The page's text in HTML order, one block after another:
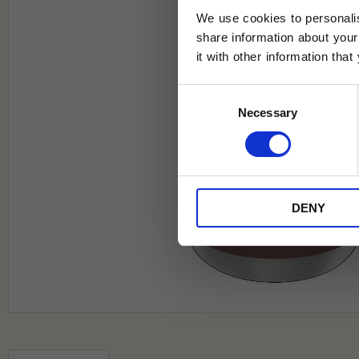
We use cookies to
share information about
it with other information that
Necessary
DENY
Jag samtycker till Tehuset Javas
* Rabatten gäller endast online på
på ordinarie priser och kan ej